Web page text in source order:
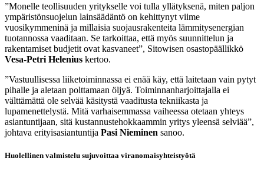
”Monelle teollisuuden yritykselle voi tulla yllätyksenä, miten paljon
ympäristönsuojelun lainsäädäntö on kehittynyt viime
vuosikymmeninä ja millaisia suojausrakenteita lämmitysenergian
tuotannossa vaaditaan. Se tarkoittaa, että myös suunnittelun ja
rakentamiset budjetit ovat kasvaneet”, Sitowisen osastopäällikkö
Vesa-Petri Helenius kertoo.
”Vastuullisessa liiketoiminnassa ei enää käy, että laitetaan vain pytyt
pihalle ja aletaan polttamaan öljyä. Toiminnanharjoittajalla ei
välttämättä ole selvää käsitystä vaaditusta tekniikasta ja
lupamenettelystä. Mitä varhaisemmassa vaiheessa otetaan yhteys
asiantuntijaan, sitä kustannustehokkaammin yritys yleensä selviää”,
johtava erityisasiantuntija Pasi Nieminen sanoo.
Huolellinen valmistelu sujuvoittaa viranomaisyhteistyötä